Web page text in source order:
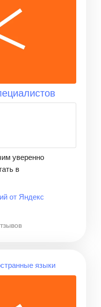
уверенно
в
от Яндекс
языки